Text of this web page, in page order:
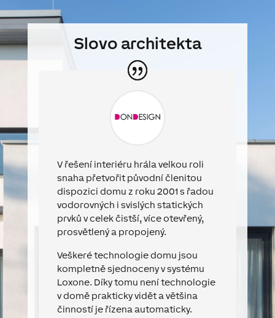
Slovo architekta
V řešení interiéru hrála velkou roli
snaha přetvořit původní členitou
dispozici domu z roku 2001 s řadou
vodorovných i svislých statických
prvků v celek čistší, více otevřený,
prosvětlený a propojený.
Veškeré technologie domu jsou
kompletně sjednoceny v systému
Loxone. Díky tomu není technologie
v domě prakticky vidět a většina
činností je řízena automaticky.